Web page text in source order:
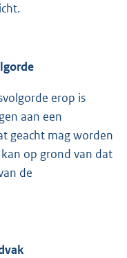
erop is
aan een
geacht mag worden
op grond van dat
de